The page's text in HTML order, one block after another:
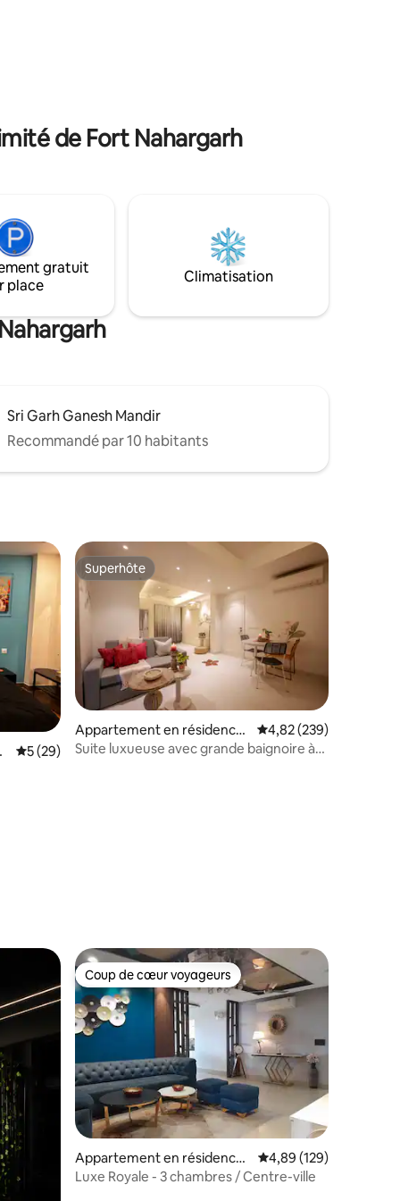
de Fort Nahargarh
gratuit
place
Climatisation
Sri Garh Ganesh Mandir
Recommandé par 10 habitants
: 4,92 sur 5
Évaluation moyenne sur la base de 29 commentaires : 5 sur 5
5 (29)
Superhôte
Superhôte
Appartement en résidence
⋅ Jaipur
Évaluation moyenne
4,82 (239)
Suite luxueuse avec grande baignoire à
Coup de cœur voyageurs
Coup de cœur voyageurs
Appartement en résidence ⋅
Jaipur
Évaluation moyenne
4,89 (129)
Luxe Royale - 3 chambres / Centre-ville